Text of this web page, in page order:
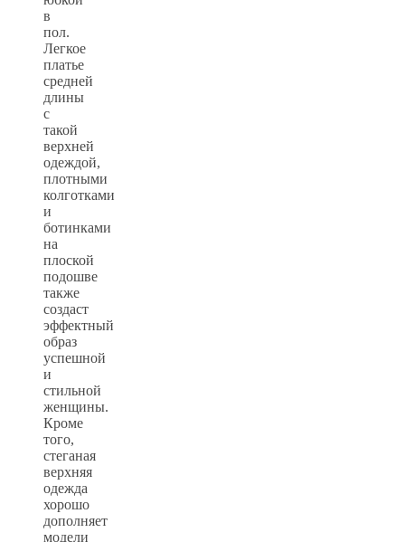
в
пол.
Легкое
платье
средней
длины
с
такой
верхней
одеждой,
плотными
колготками
и
ботинками
на
плоской
подошве
также
создаст
эффектный
образ
успешной
и
стильной
женщины.
Кроме
того,
стеганая
верхняя
одежда
хорошо
дополняет
модели